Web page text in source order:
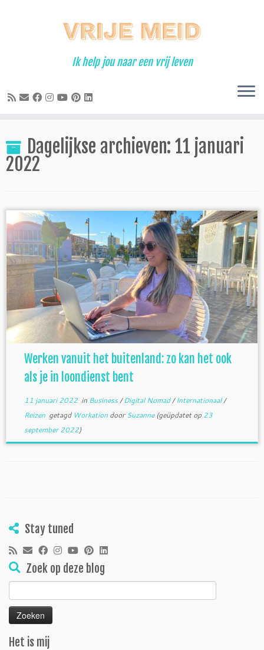
Ik help jou naar een vrij leven
Dagelijkse archieven: 11 januari
2022
Werken vanuit het buitenland: zo kan het ook
als je in loondienst bent
11 januari 2022in Business/Digital Nomad/Internationaal/
Reizen getagd Workation doorSuzanne(geüpdatet op 23
september 2022)
Stay tuned
Zoek op deze blog
Zoeken
naar:
Het is mij